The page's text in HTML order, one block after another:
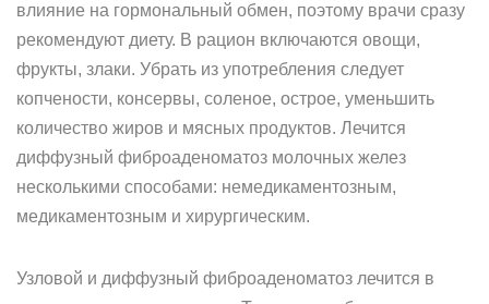
влияние на гормональный обмен, поэтому врачи сразу
рекомендуют диету. В рацион включаются овощи,
фрукты, злаки. Убрать из употребления следует
копчености, консервы, соленое, острое, уменьшить
количество жиров и мясных продуктов. Лечится
диффузный фиброаденоматоз молочных желез
несколькими способами: немедикаментозным,
медикаментозным и хирургическим.
Узловой и диффузный фиброаденоматоз лечится в